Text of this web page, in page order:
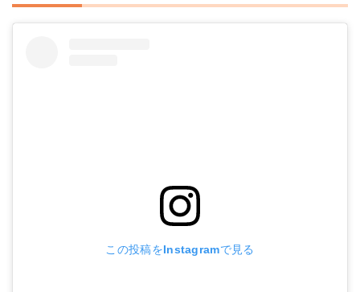
パタゴニア ガールズ コスタリカ バギーズ
この投稿をInstagramで見る